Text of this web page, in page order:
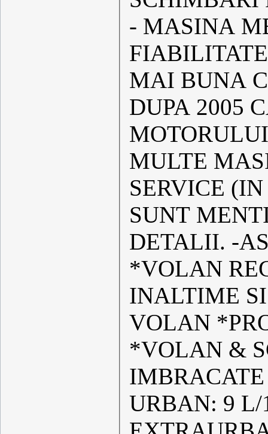
- MASINA
MAI BUNA
DUPA 2005
MULTE
SERVICE
SUNT
DETALII. -AS MENTIONA SUPLIMENTAR :
*VOLAN
INALTIME
VOLAN
*VOLAN &
URBAN: 9 L/100KM CONSUM